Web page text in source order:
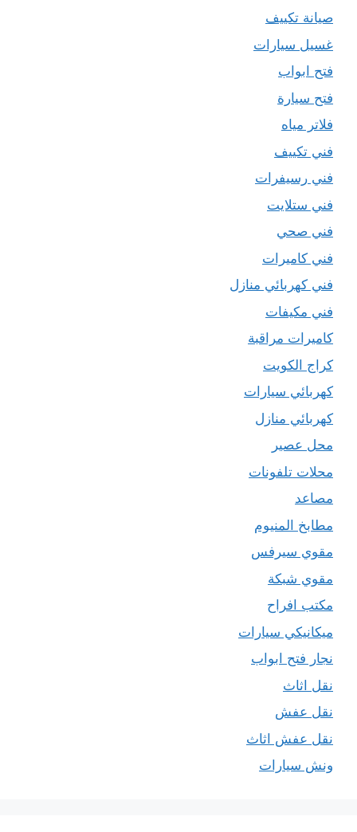
صيانة تكييف
غسيل سيارات
فتح ابواب
فتح سيارة
فلاتر مياه
فني تكييف
فني رسيفرات
فني ستلايت
فني صحي
فني كاميرات
فني كهربائي منازل
فني مكيفات
كاميرات مراقبة
كراج الكويت
كهربائي سيارات
كهربائي منازل
محل عصير
محلات تلفونات
مصاعد
مطابخ المنيوم
مقوي سيرفس
مقوي شبكة
مكتب افراح
ميكانيكي سيارات
نجار فتح ابواب
نقل اثاث
نقل عفش
نقل عفش اثاث
ونش سيارات